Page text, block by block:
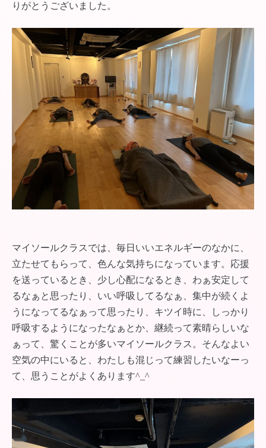
りがとうございました。
マイソールクラスでは、毎日いいエネルギーのなかに、
立たせてもらって、色んな気持ちになっています。応援
を送っているとき、少し心配になるとき、わぁ安定して
るなぁと思ったり、いい呼吸してるなぁ、集中が続くよ
うになってるなぁって思ったり、キツイ時に、しっかり
呼吸するようになったなぁとか、継続って素晴らしいな
ぁって、驚くことが多いマイソールクラス。そんなよい
空気の中にいると、わたしも混じって練習したいなーっ
て、思うことがよくあります^_^